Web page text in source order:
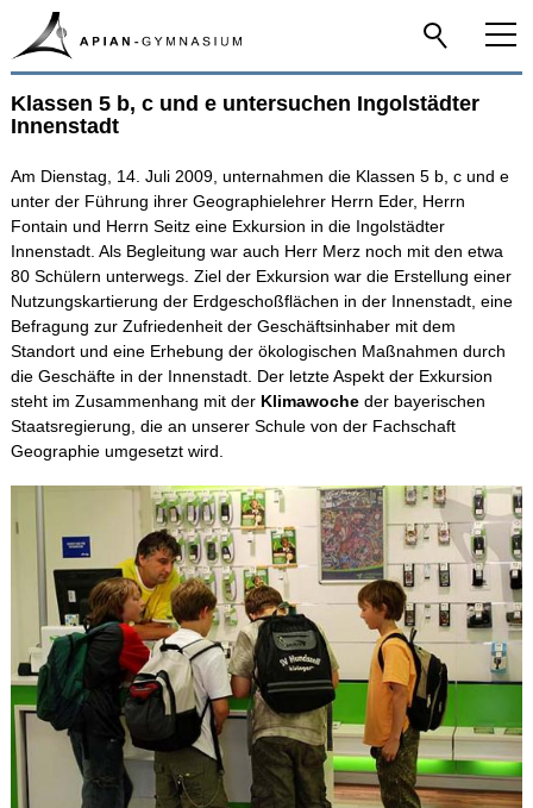
Home
Das Apian
Schulfamilie
Infos-Service
Beratung
Apian digital
Schulleben
Schulfahrten
WebUntis
Kontakt
Klassen 5 b, c und e untersuchen Ingolstädter
Innenstadt
Am Dienstag, 14. Juli 2009, unternahmen die Klassen 5 b, c und e
unter der Führung ihrer Geographielehrer Herrn Eder, Herrn
Fontain und Herrn Seitz eine Exkursion in die Ingolstädter
Innenstadt. Als Begleitung war auch Herr Merz noch mit den etwa
80 Schülern unterwegs. Ziel der Exkursion war die Erstellung einer
Nutzungskartierung der Erdgeschoßflächen in der Innenstadt, eine
Befragung zur Zufriedenheit der Geschäftsinhaber mit dem
Standort und eine Erhebung der ökologischen Maßnahmen durch
die Geschäfte in der Innenstadt. Der letzte Aspekt der Exkursion
steht im Zusammenhang mit der Klimawocheder bayerischen
Staatsregierung, die an unserer Schule von der Fachschaft
Geographie umgesetzt wird.